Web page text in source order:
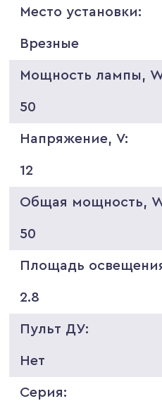
Место установки:
Врезные
Мощность лампы,
50
Напряжение, V:
12
Общая мощность,
50
Площадь
2.8
Пульт ДУ:
Нет
Серия: